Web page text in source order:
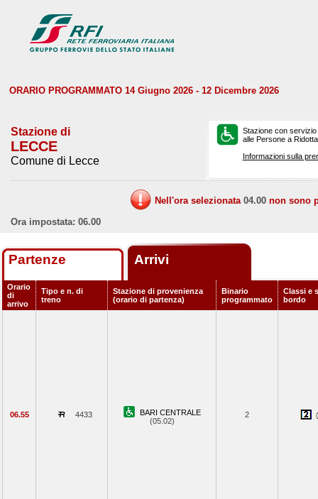
ORARIO PROGRAMMATO 14 Giugno 2026 - 12 Dicembre 2026
Stazione di
LECCE
Comune di Lecce
Stazione con
alle Persone a
Informazioni sulla
Nell'ora selezionata 04.00 non sono
Ora impostata: 06.00
Partenze Arrivi
Orario
di
arrivo
Tipo e n. di
treno
Stazione di provenienza
(orario di partenza)
Binario
programmato
Classi e
bordo
06.55 4433
BARI CENTRALE
(05.02)
2